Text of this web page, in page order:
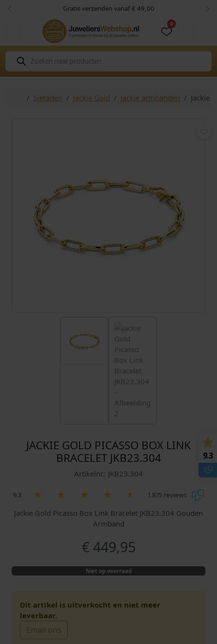
Skip to content
Skip to footer Gratis verzenden vanaf € 49,00
Vorige
0
P
o
d
HomeSieraden Jackie Gold Jackie armbanden Jackie
JACKIE GOLD PICASSO BOX LINK
BRACELET JKB23.304
Artikelnr.: JKB23.304
9.3 1.875 reviews
Jackie Gold Picasso Box Link Bracelet JKB23.304 Gouden
Armband
€449,95
Niet op voorraad
Dit artikel is uitverkocht en niet meer
leverbaar.
Email ons
9.3